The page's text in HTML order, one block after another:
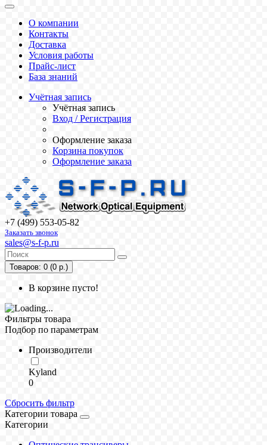
О компании
Контакты
Доставка
Условия работы
Прайс-лист
База знаний
Учётная запись
Учётная запись
Вход / Регистрация
Оформление заказа
Корзина покупок
Оформление заказа
+7 (499) 553-05-82
Заказать звонок
sales@s-f-p.ru
Товаров: 0 (0 р.)
В корзине пусто!
Фильтры товара
Подбор по параметрам
Производители
Kyland
0
Сбросить фильтр
Категории товара
Категории